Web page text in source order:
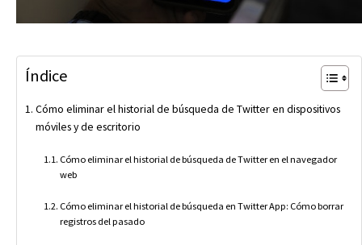
Índice
Cómo eliminar el historial de búsqueda de Twitter en dispositivos
móviles y de escritorio
Cómo eliminar el historial de búsqueda de Twitter en el navegador
web
Cómo eliminar el historial de búsqueda en Twitter App: Cómo borrar
registros del pasado